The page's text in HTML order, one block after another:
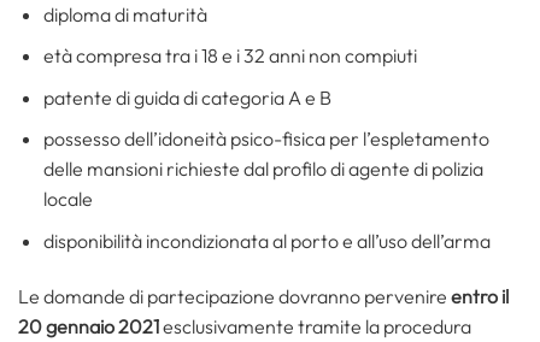
diploma di maturità
età compresa tra i 18 e i 32 anni non compiuti
patente di guida di categoria A e B
possesso dell’idoneità psico-fisica per l’espletamento
delle mansioni richieste dal profilo di agente di polizia
locale
disponibilità incondizionata al porto e all’uso dell’arma
Le domande di partecipazione dovranno pervenire entro il
20 gennaio 2021esclusivamente tramite la procedura